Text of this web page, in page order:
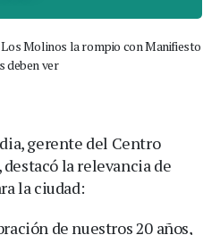
gerente del Centro
la relevancia de
la ciudad:
de nuestros 20 años,